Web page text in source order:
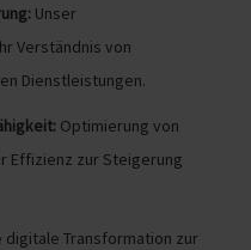
Unser
Verständnis von
Dienstleistungen.
Optimierung von
Effizienz zur Steigerung
digitale Transformation zur